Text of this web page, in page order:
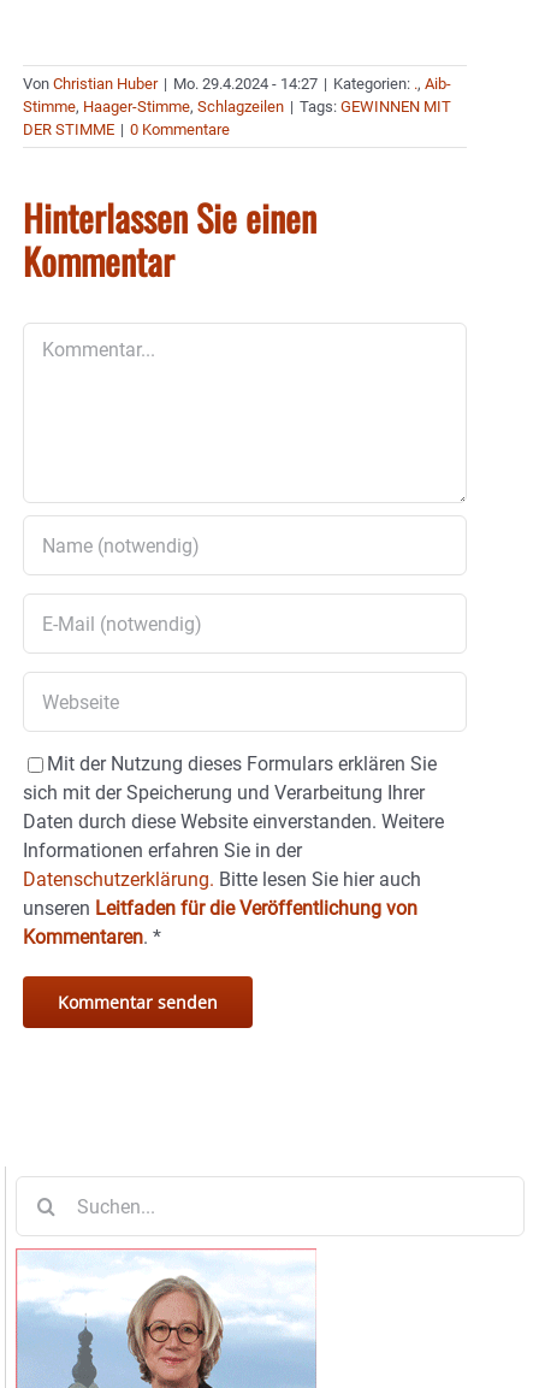
Von Christian Huber | Mo. 29.4.2024 - 14:27 | Kategorien: ., Aib-
Stimme, Haager-Stimme, Schlagzeilen | Tags: GEWINNEN MIT
DER STIMME | 0 Kommentare
Hinterlassen Sie einen
Kommentar
Mit der Nutzung dieses Formulars erklären Sie
sich mit der Speicherung und Verarbeitung Ihrer
Daten durch diese Website einverstanden. Weitere
Informationen erfahren Sie in der
Datenschutzerklärung. Bitte lesen Sie hier auch
unseren Leitfaden für die Veröffentlichung von
Kommentaren. *
nach: